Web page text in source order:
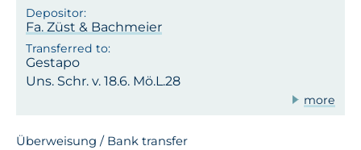
Fa. Züst & Bachmeier
Gestapo
Uns. Schr. v. 18.6. Mö.L.28
more
Überweisung / Bank transfer